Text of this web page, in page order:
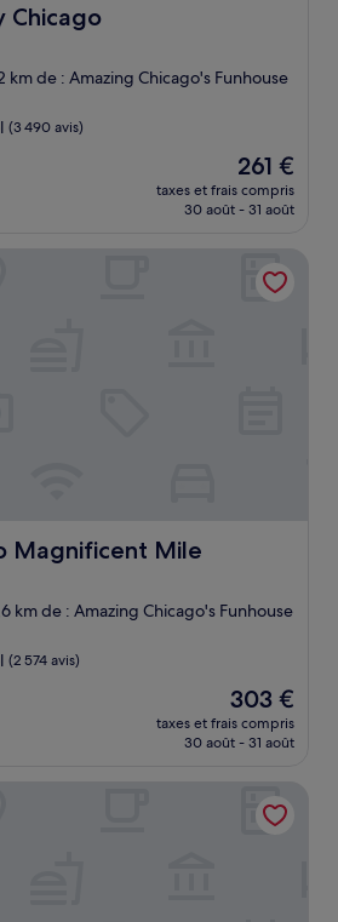
Chicago
km de : Amazing Chicago's Funhouse
(3 490 avis)
Le
nouveau
prix
de
261 €
261 €
taxes et frais compris
30 août - 31 août
Magnificent Mile
Mile
km de : Amazing Chicago's Funhouse
(2 574 avis)
Le
nouveau
prix
de
303 €
303 €
taxes et frais compris
30 août - 31 août